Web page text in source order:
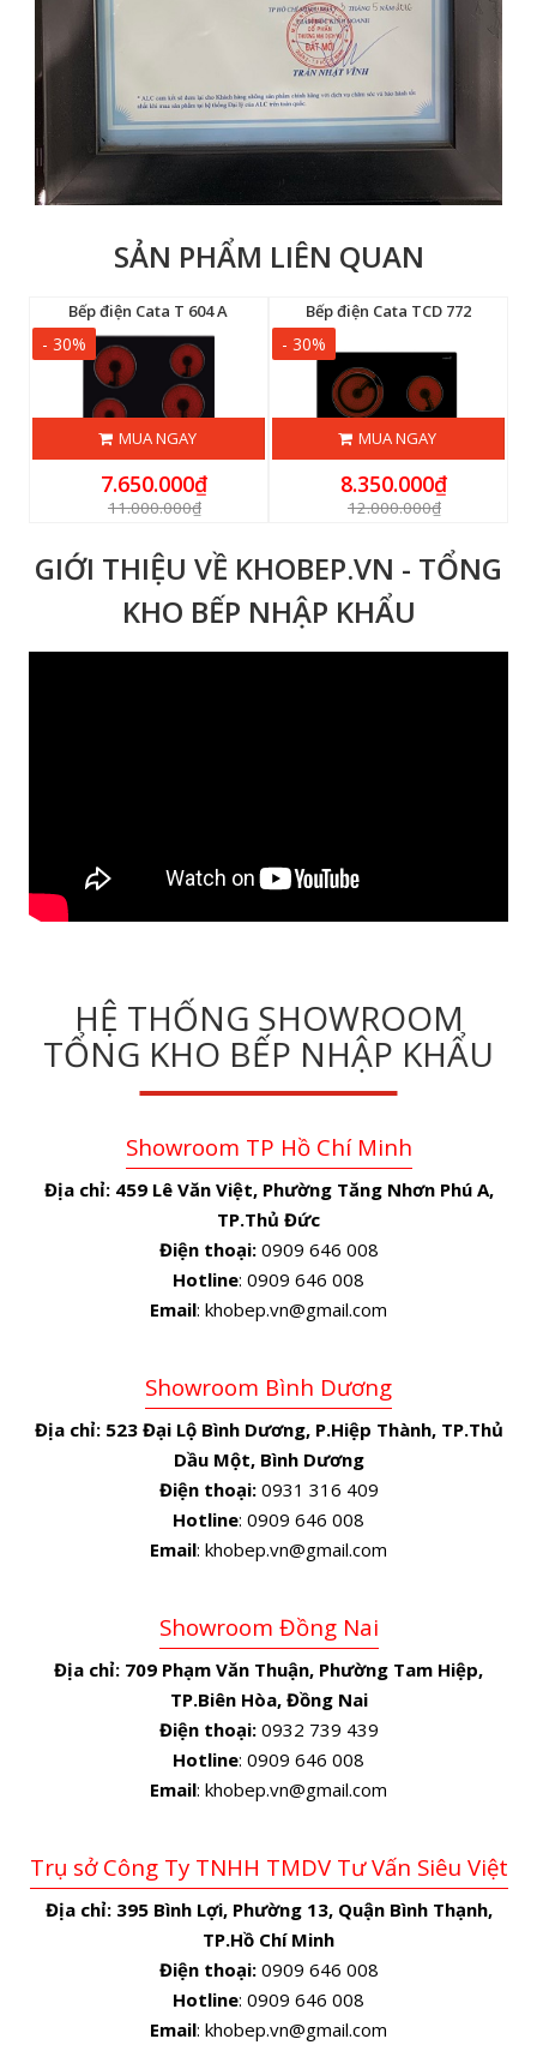
SẢN PHẨM LIÊN QUAN
Bếp điện Cata T 604 A
- 30%
MUA NGAY
7.650.000₫
11.000.000₫
Bếp điện Cata TCD 772
- 30%
MUA NGAY
8.350.000₫
12.000.000₫
GIỚI THIỆU VỀ KHOBEP.VN - TỔNG
KHO BẾP NHẬP KHẨU
HỆ THỐNG SHOWROOM
TỔNG KHO BẾP NHẬP KHẨU
Showroom TP Hồ Chí Minh
Địa chỉ: 459 Lê Văn Việt, Phường Tăng Nhơn Phú A,
TP.Thủ Đức
Điện thoại:0909 646 008
Hotline: 0909 646 008
Email: khobep.vn@gmail.com
Showroom Bình Dương
Địa chỉ: 523 Đại Lộ Bình Dương, P.Hiệp Thành, TP.Thủ
Dầu Một, Bình Dương
Điện thoại:0931 316 409
Hotline: 0909 646 008
Email: khobep.vn@gmail.com
Showroom Đồng Nai
Địa chỉ: 709 Phạm Văn Thuận, Phường Tam Hiệp,
TP.Biên Hòa, Đồng Nai
Điện thoại:0932 739 439
Hotline: 0909 646 008
Email: khobep.vn@gmail.com
Trụ sở Công Ty TNHH TMDV Tư Vấn Siêu Việt
Địa chỉ: 395 Bình Lợi, Phường 13, Quận Bình Thạnh,
TP.Hồ Chí Minh
Điện thoại:0909 646 008
Hotline: 0909 646 008
Email: khobep.vn@gmail.com